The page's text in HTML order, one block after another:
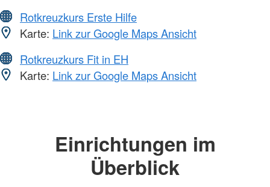
Rotkreuzkurs Erste Hilfe
Karte: Link zur Google Maps Ansicht
Rotkreuzkurs Fit in EH
Karte: Link zur Google Maps Ansicht
Einrichtungen im
Überblick